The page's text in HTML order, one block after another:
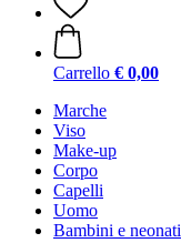
Carrello € 0,00
Marche
Viso
Make-up
Corpo
Capelli
Uomo
Bambini e neonati